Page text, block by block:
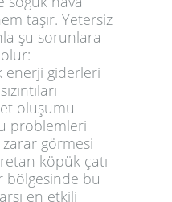
taşır. Yetersiz
şu sorunlara
enerji giderleri
oluşumu
problemleri
zarar görmesi
köpük çatı
bölgesinde bu
en etkili